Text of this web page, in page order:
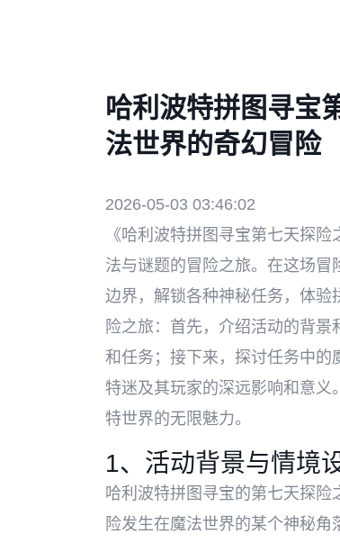
哈利波特拼图寻宝
法世界的奇幻冒险
2026-05-03 03:46:02
《哈利波特拼图寻宝第七天探
法与谜题的冒险之旅。在这场
边界，解锁各种神秘任务，体验
险之旅：首先，介绍活动的背
和任务；接下来，探讨任务中的
特迷及其玩家的深远影响和意
特世界的无限魅力。
1、活动背景与情境
哈利波特拼图寻宝的第七天探
险发生在魔法世界的某个神秘